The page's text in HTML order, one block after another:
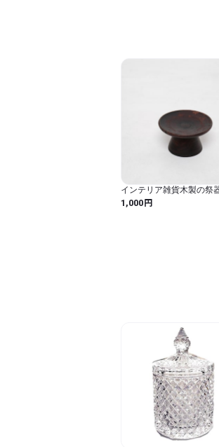
インテリア雑貨木製の祭
ンテージスタイル 小 (ス
トレイ）
1,000円